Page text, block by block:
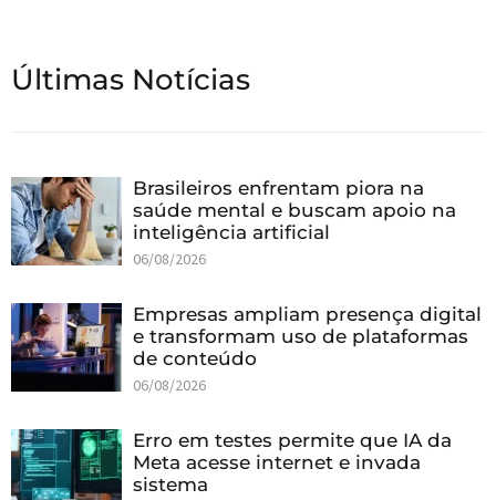
Últimas Notícias
Brasileiros enfrentam piora na
saúde mental e buscam apoio na
inteligência artificial
06/08/2026
Empresas ampliam presença digital
e transformam uso de plataformas
de conteúdo
06/08/2026
Erro em testes permite que IA da
Meta acesse internet e invada
sistema